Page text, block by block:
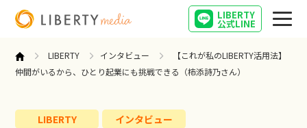
LIBERTY
公式LINE
LIBERTY インタビュー
【これが私のLIBERTY活用法】
仲間がいるから、ひとり起業にも挑戦できる（柿添詩乃さん）
LIBERTY インタビュー